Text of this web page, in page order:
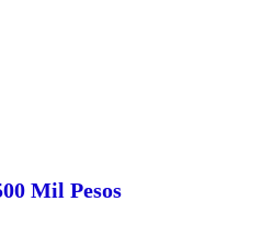
Mil Pesos